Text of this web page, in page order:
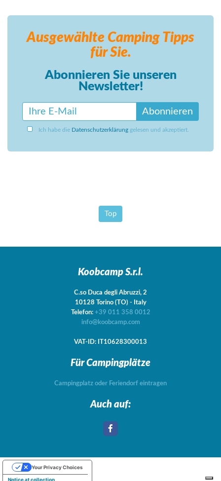
Ausgewählte Camping Tipps
für Sie.
Abonnieren Sie unseren
Newsletter!
Abonnieren
Ich habe die Datenschutzerklärung gelesen und akzeptiert.
Top
Koobcamp S.r.l.
C.so Duca degli Abruzzi, 2
10128 Torino (TO) - Italy
Telefon: +39 011 358 0012
info@koobcamp.com
VAT-ID: IT10628300013
Für Campingplätze
Campingplatz oder Feriendorf eintragen
Auch auf:
Notice at collection
Your Privacy Choices